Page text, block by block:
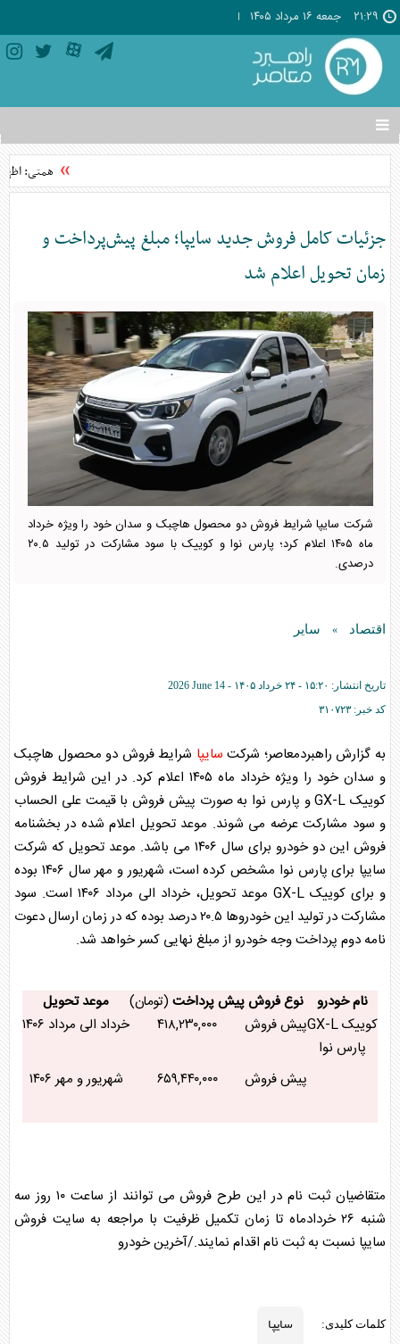
۲۱:۲۹ جمعه ۱۶ مرداد ۱۴۰۵
تغییر
وضعیت
منوی
ها
همتی:
جزئیات کامل فروش جدید سایپا؛ مبلغ پیش‌پرداخت و
زمان تحویل اعلام شد
شرکت سایپا شرایط فروش دو محصول هاچبک و سدان خود را ویژه خرداد
ماه ۱۴۰۵ اعلام کرد؛ پارس نوا و کوییک با سود مشارکت در تولید ۲۰.۵
درصدی.
اقتصاد » سایر
تاریخ انتشار: ۱۵:۲۰ - ۲۴ خرداد ۱۴۰۵ -
2026 June 14
کد خبر: ۳۱۰۷۲۳
به گزارش راهبردمعاصر؛ شرکت سایپا شرایط فروش دو محصول هاچبک
و سدان خود را ویژه خرداد ماه ۱۴۰۵ اعلام کرد. در این شرایط فروش
کوییک GX-L و پارس نوا به صورت پیش فروش با قیمت علی الحساب
و سود مشارکت عرضه می شوند. موعد تحویل اعلام شده در بخشنامه
فروش این دو خودرو برای سال ۱۴۰۶ می باشد. موعد تحویل که شرکت
سایپا
برای پارس نوا مشخص کرده است، شهریور و مهر سال ۱۴۰۶ بوده
و برای کوییک GX-L موعد تحویل، خرداد الی مرداد ۱۴۰۶ است. سود
مشارکت در تولید این خودروها ۲۰.۵ درصد بوده که در زمان ارسال دعوت
نامه دوم پرداخت وجه خودرو از مبلغ نهایی کسر خواهد شد.
نام خودرو نوع فروشپیش پرداخت (تومان)
موعد تحویل
کوییک GX-L
پیش فروش ۴۱۸,۲۳۰,۰۰۰
خرداد الی مرداد ۱۴۰۶
پارس نوا
پیش فروش
۶۵۹,۴۴۰,۰۰۰ شهریور و مهر ۱۴۰۶
متقاضیان ثبت نام در این طرح فروش می توانند از ساعت ۱۰ روز سه
شنبه ۲۶ خردادماه تا زمان تکمیل ظرفیت با مراجعه به سایت فروش
سایپا نسبت به ثبت نام اقدام نمایند./آخرین خودرو
کلمات کلیدی: سایپا